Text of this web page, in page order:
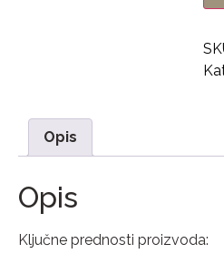
Opis
Opis
Ključne prednosti proizvoda: